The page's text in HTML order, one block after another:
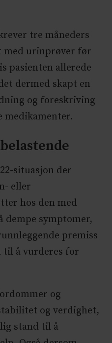
tre måneders
urinprøver før
pasienten allerede
dermed skapt en
og foreskriving
medikamenter.
situasjon der
eller
hos den med
dempe symptomer,
premiss
til å vurderes for
og
og verdighet,
stand til å